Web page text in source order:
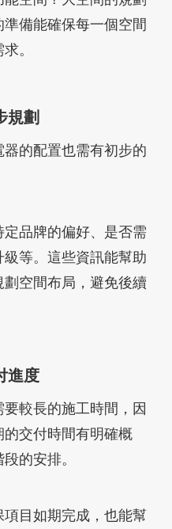
備能確保每一個空間
。
規劃
的配置也需有初步的
品牌的偏好、是否需
等。這些資訊能幫助
空間布局，避免後續
進度
較長的施工時間，因
交付時間有明確概
的安排。
目如期完成，也能幫